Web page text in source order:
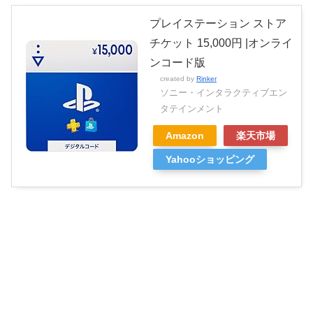
プレイステーション ストア
チケット 15,000円 |オンライ
ンコード版
created by Rinker
ソニー・インタラクティブエン
タテインメント
Amazon 楽天市場
Yahooショッピング